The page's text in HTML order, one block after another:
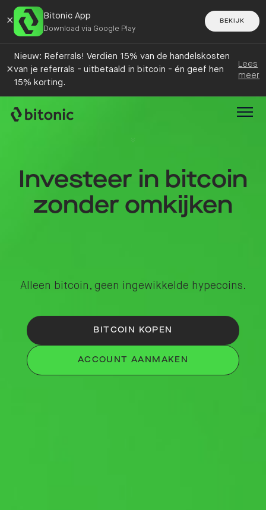
× Bitonic App
Download via Google Play
BEKIJK
×
Nieuw: Referrals! Verdien 15% van de handelskosten
van je referrals - uitbetaald in bitcoin - én geef hen
15% korting.
Lees
meer
Investeer in bitcoin
zonder omkijken
Alleen bitcoin, geen ingewikkelde hypecoins.
BITCOIN KOPEN
ACCOUNT AANMAKEN